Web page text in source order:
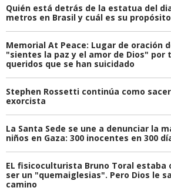
Quién está detrás de la estatua del
metros en Brasil y cuál es su propósito
Memorial At Peace: Lugar de oración
"sientes la paz y el amor de Dios" por
queridos que se han suicidado
Stephen Rossetti continúa como
exorcista
La Santa Sede se une a denunciar la
niños en Gaza: 300 inocentes en 300
EL fisicoculturista Bruno Toral estaba
ser un "quemaiglesias". Pero Dios le
camino